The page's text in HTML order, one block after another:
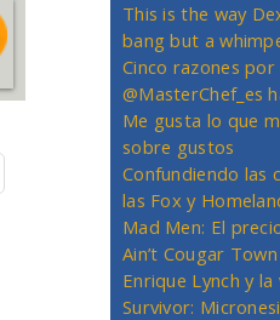
This is the way
bang but a
Cinco razones
@MasterChef_es
Me gusta lo que
sobre gustos
Confundiendo las
las Fox y
Mad Men: El
Ain’t Cougar
Enrique Lynch y
Survivor: